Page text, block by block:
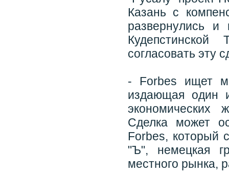
Казань с
развернулись и
согласовать эту
- Forbes ищет
издающая один
экономических
Сделка может
Forbes, который
"Ъ", немецкая
местного рынка,